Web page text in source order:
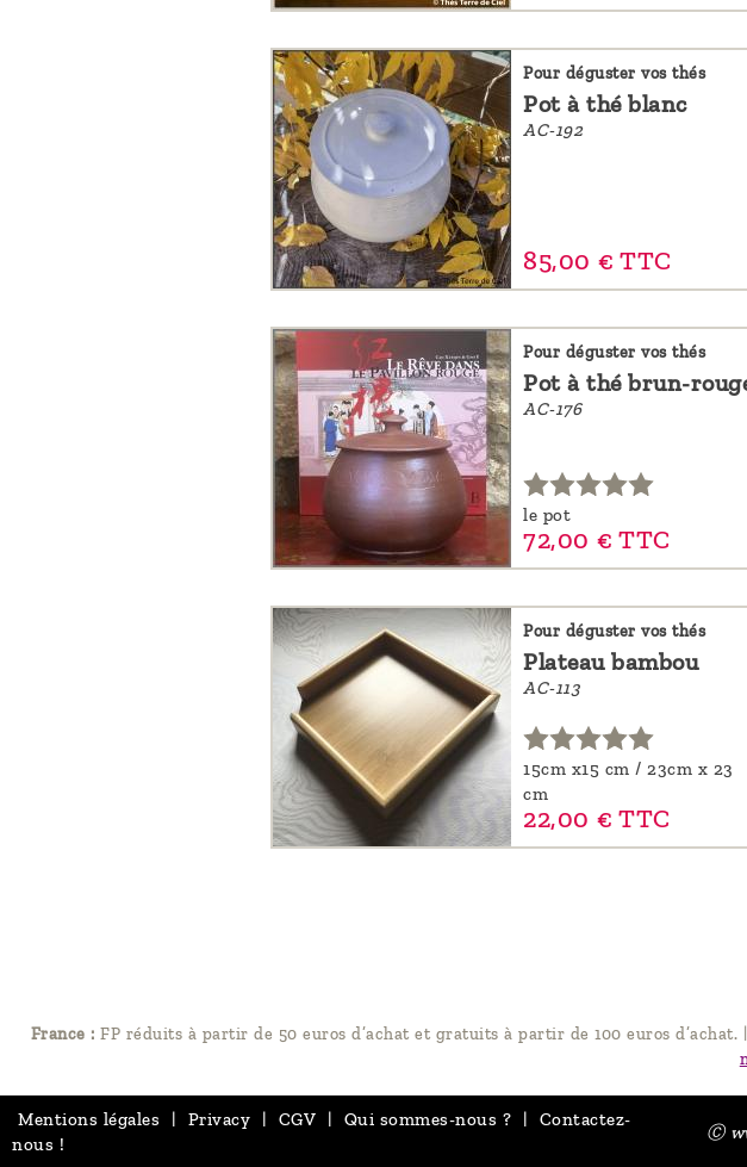
Pour déguster vos thés
Pot à thé blanc
AC-192
85,00 € TTC
Pour déguster vos thés
Pot à thé brun-
AC-176
le pot
72,00 € TTC
Pour déguster vos thés
Plateau bambou
AC-113
15cm x15 cm / 23cm x 23
cm
22,00 € TTC
France : FP réduits à partir de 50 euros d’achat et gratuits à partir de 100 euros d’achat.
Mentions légales Privacy CGV Qui sommes-nous ?
Contactez-
nous !
Ⓒ